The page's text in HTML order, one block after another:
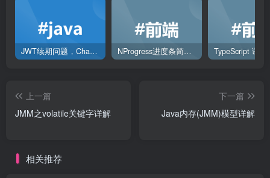
JWT续期问题，ChatGPT解决方案 NProgress进度条简单使用 TypeScript 语言
上一篇
JMM之volatile关键字详解
下一篇
Java内存(JMM)模型详解
相关推荐